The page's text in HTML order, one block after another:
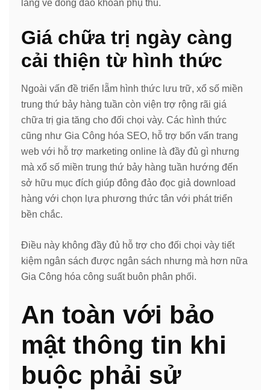
lắng về đông đảo khoản phụ thu.
Giá chữa trị ngày càng
cải thiện từ hình thức
Ngoài vấn đề triển lẵm hình thức lưu trữ, xổ số miền
trung thứ bảy hàng tuần còn viện trợ rộng rãi giá
chữa trị gia tăng cho đối chọi vày. Các hình thức
cũng như Gia Công hóa SEO, hỗ trợ bốn vấn trang
web với hỗ trợ marketing online là đầy đủ gì nhưng
mà xổ số miền trung thứ bảy hàng tuần hướng đến
sở hữu mục đích giúp đông đảo đọc giả download
hàng với chọn lựa phương thức tân với phát triển
bền chắc.
Điều này không đầy đủ hỗ trợ cho đối chọi vày tiết
kiệm ngân sách được ngân sách nhưng mà hơn nữa
Gia Công hóa công suất buôn phân phối.
An toàn với bảo
mật thông tin khi
buộc phải sử